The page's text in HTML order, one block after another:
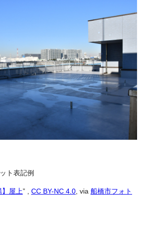
CC BY-NC 4.0
船橋市フォト
ト表記例
】屋上” CC BY-NC 4.0 , via 船橋市フォト